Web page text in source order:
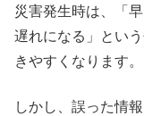
災害発生時は、「
遅れになる」とい
きやすくなります。
しかし、誤った情